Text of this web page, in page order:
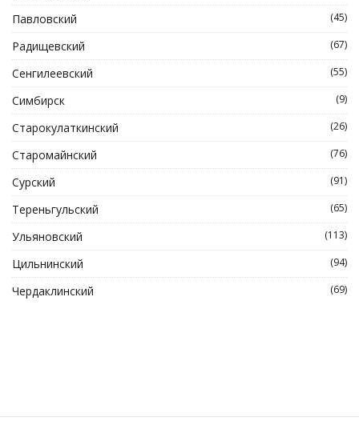
Павловский (45)
Радищевский (67)
Сенгилеевский (55)
Симбирск (9)
Старокулаткинский (26)
Старомайнский (76)
Сурский (91)
Тереньгульский (65)
Ульяновский (113)
Цильнинский (94)
Чердаклинский (69)